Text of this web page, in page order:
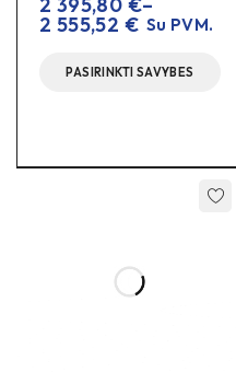
Pavara: antrinė
Specifikacijos
Dantukų skaičius: 14T
Medžiaga:
2 555,52 € Su PVM.
PASIRINKTI SAVYBES